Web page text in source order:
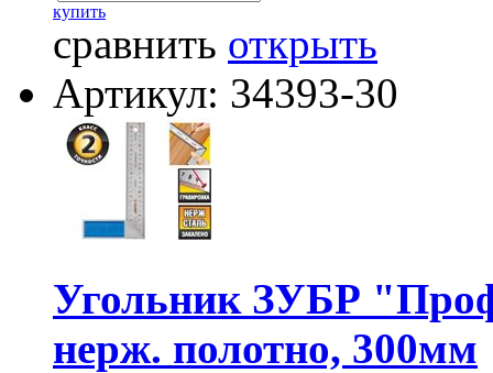
купить
сравнить открыть
Артикул: 34393-30
Угольник ЗУБР
нерж. полотно, 300мм